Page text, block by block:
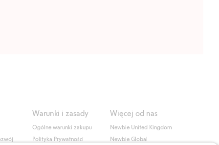
Warunki i zasady
Ogólne warunki zakupu
Polityka Prywatności
Więcej od nas
Newbie United Kingdom
Newbie Global